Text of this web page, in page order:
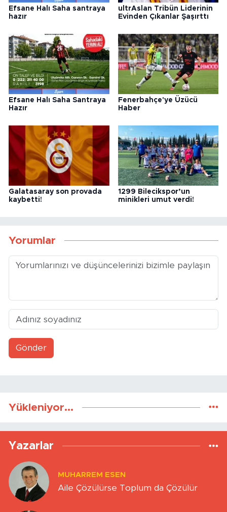
Efsane Halı Saha santraya
hazır
ultrAslan Tribün Liderinin
Evinden Çıkanlar Şaşırttı
Efsane Halı Saha Santraya
Hazır
Fenerbahçe'ye Üzücü
Haber
Galatasaray son provada
kaybetti!
1299 Bilecikspor’un
minikleri umut verdi!
Yorumlar
Gönder
Yükleniyor...
Yazarlar
MUHARREM ESEN
Aile Çözülürse Toplum da Çözülür